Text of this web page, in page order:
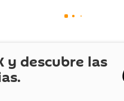
y descubre las